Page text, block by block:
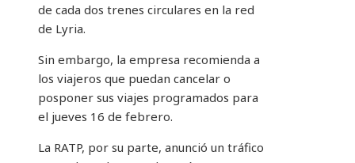
de cada dos trenes circulares en la red
de Lyria.
Sin embargo, la empresa recomienda a
los viajeros que puedan cancelar o
posponer sus viajes programados para
el jueves 16 de febrero.
La RATP, por su parte, anunció un tráfico